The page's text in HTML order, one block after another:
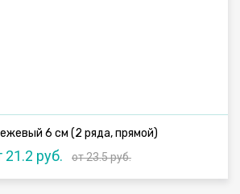
6 см (2 ряда, прямой)
21.2 руб. от 23.5 руб.